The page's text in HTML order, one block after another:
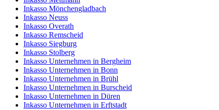
Inkasso Mönchengladbach
Inkasso Neuss
Inkasso Overath
Inkasso Remscheid
Inkasso Siegburg
Inkasso Stolberg
Inkasso Unternehmen in Bergheim
Inkasso Unternehmen in Bonn
Inkasso Unternehmen in Brühl
Inkasso Unternehmen in Burscheid
Inkasso Unternehmen in Düren
Inkasso Unternehmen in Erftstadt